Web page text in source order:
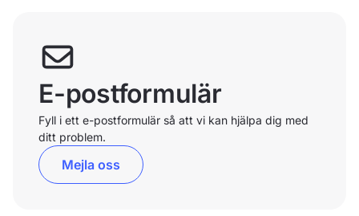
E-postformulär
Fyll i ett e-postformulär så att vi kan hjälpa dig med
ditt problem.
Mejla oss